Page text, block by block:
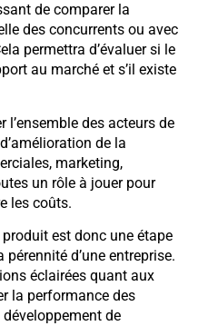
de comparer la
des concurrents ou avec
permettra d’évaluer si le
au marché et s’il existe
l’ensemble des acteurs de
de la
marketing,
un rôle à jouer pour
les coûts.
est donc une étape
d’une entreprise.
éclairées quant aux
la performance des
de